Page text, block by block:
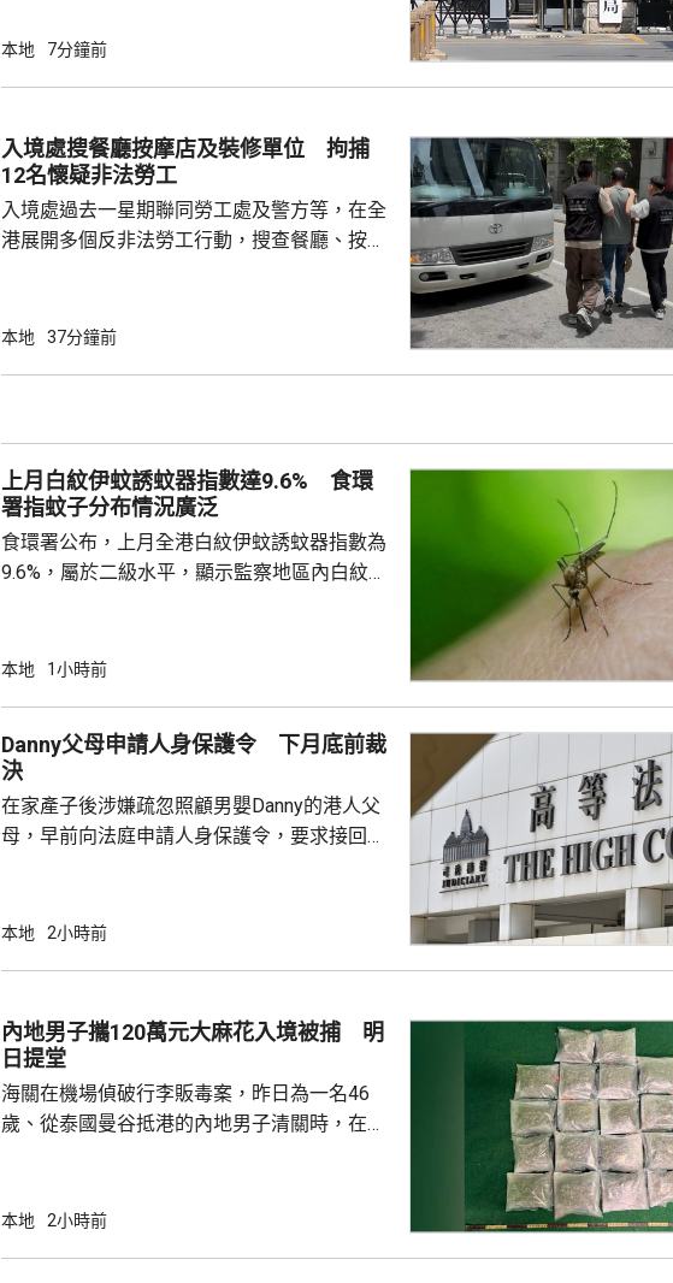
行納稅義務，境外保險收益也屬於應納稅所得
從境外取得，包括保險收益在內，應依法繳納
個人所得稅，是國際通行做法，亦是中國個人
所得稅法實施以來，一直堅持的基本原則...
本地 7分鐘前
入境處搜餐廳按摩店及裝修單位 拘捕
12名懷疑非法勞工
入境處過去一星期聯同勞工處及警方等，在全
港展開多個反非法勞工行動，搜查餐廳、按摩
紙」。至於涉嫌聘用相關非法勞工的僱主，入
本地 37分鐘前
上月白紋伊蚊誘蚊器指數達9.6% 食環
署指蚊子分布情況廣泛
食環署公布，上月全港白紋伊蚊誘蚊器指數為
9.6%，屬於二級水平，顯示監察地區內白紋伊
德、長沙灣及馬鞍山，大多位於區內的私人住
迅速繁殖。署方已聯同相關部門，在有關地區
加強防蚊及滅蚊工作；原先在分區誘蚊器指數
達20%時啓動的強化控蚊工...
本地 1小時前
Danny父母申請人身保護令 下月底前裁
決
在家產子後涉嫌疏忽照顧男嬰Danny的港人父
母，早前向法庭申請人身保護令，要求接回被
的父母聆訊後在庭外表示，社署認為他們在家
產，認為重犯機會高。他們就在庭上提出，社
署限制探訪的做法是違反《兒童權利公約》及
《公民和政治權利國際公約...
本地 2小時前
內地男子攜120萬元大麻花入境被捕 明
日提堂
海關在機場偵破行李販毒案，昨日為一名46
歲、從泰國曼谷抵港的內地男子清關時，在他
一項販運危險藥物罪，明日在九龍城裁判法院
本地 2小時前